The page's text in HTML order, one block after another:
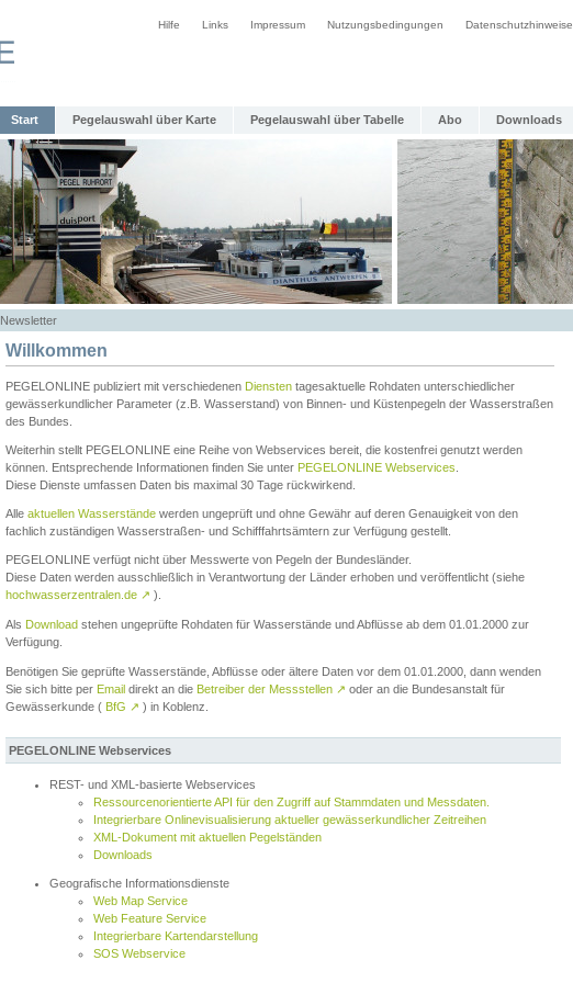
Hilfe Links Impressum Nutzungsbedingungen Datenschutzhinweise
Start Pegelauswahl über Karte Pegelauswahl über Tabelle Abo Downloads
Newsletter
Willkommen
PEGELONLINE publiziert mit verschiedenen Diensten tagesaktuelle Rohdaten unterschiedlicher
gewässerkundlicher Parameter (z.B. Wasserstand) von Binnen- und Küstenpegeln der Wasserstraßen
des Bundes.
Weiterhin stellt PEGELONLINE eine Reihe von Webservices bereit, die kostenfrei genutzt werden
können. Entsprechende Informationen finden Sie unter PEGELONLINE Webservices
Diese Dienste umfassen Daten bis maximal 30 Tage rückwirkend.
Alle aktuellen Wasserstände werden ungeprüft und ohne Gewähr auf deren Genauigkeit von den
fachlich zuständigen Wasserstraßen- und Schifffahrtsämtern zur Verfügung gestellt.
PEGELONLINE verfügt nicht über Messwerte von Pegeln der Bundesländer.
Diese Daten werden ausschließlich in Verantwortung der Länder erhoben und veröffentlicht (siehe
hochwasserzentralen.de ↗ ).
Als Download stehen ungeprüfte Rohdaten für Wasserstände und Abflüsse ab dem 01.01.2000 zur
Verfügung.
Benötigen Sie geprüfte Wasserstände, Abflüsse oder ältere Daten vor dem 01.01.2000, dann wenden
Sie sich bitte per Email direkt an die Betreiber der Messstellen ↗ oder an die Bundesanstalt für
Gewässerkunde ( BfG ↗ ) in Koblenz.
PEGELONLINE Webservices
REST- und XML-basierte Webservices
Ressourcenorientierte API für den Zugriff auf Stammdaten und Messdaten.
Integrierbare Onlinevisualisierung aktueller gewässerkundlicher Zeitreihen
XML-Dokument mit aktuellen Pegelständen
Downloads
Geografische Informationsdienste
Web Map Service
Web Feature Service
Integrierbare Kartendarstellung
SOS Webservice